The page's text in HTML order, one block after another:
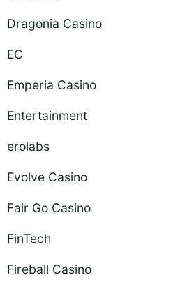
Dragonia Casino
EC
Emperia Casino
Entertainment
erolabs
Evolve Casino
Fair Go Casino
FinTech
Fireball Casino